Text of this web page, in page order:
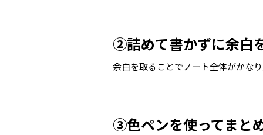
②詰めて書かずに余白
余白を取ることでノート全体がかな
③色ペンを使ってまと